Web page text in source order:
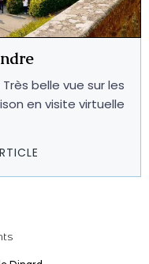
belle vue sur les
en visite virtuelle